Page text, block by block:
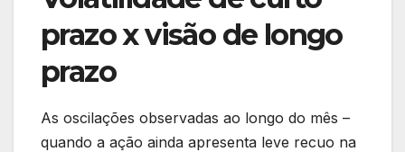
prazo x visão de longo
prazo
As oscilações observadas ao longo do mês –
quando a ação ainda apresenta leve recuo na